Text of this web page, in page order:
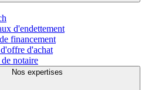
d'endettement
financement
d'achat
notaire
Nos expertises